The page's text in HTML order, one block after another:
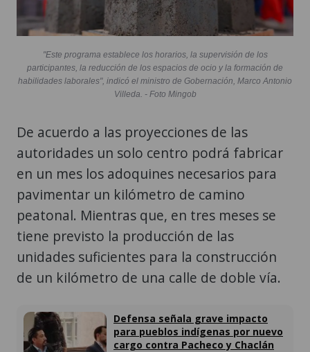
"Este programa establece los horarios, la supervisión de los
participantes, la reducción de los espacios de ocio y la formación de
habilidades laborales", indicó el ministro de Gobernación, Marco Antonio
Villeda. - Foto Mingob
De acuerdo a las proyecciones de las
autoridades un solo centro podrá fabricar
en un mes los adoquines necesarios para
pavimentar un kilómetro de camino
peatonal. Mientras que, en tres meses se
tiene previsto la producción de las
unidades suficientes para la construcción
de un kilómetro de una calle de doble vía.
Defensa señala grave impacto
para pueblos indígenas por nuevo
cargo contra Pacheco y Chaclán